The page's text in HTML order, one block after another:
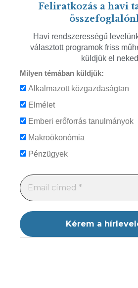
Feliratkozás a havi
Havi rendszerességű
választott programok friss
küldjük el
Milyen témában küldjük:
Alkalmazott közgazdaságtan
Elmélet
Emberi erőforrás tanulmányok
Makroökonómia
Pénzügyek